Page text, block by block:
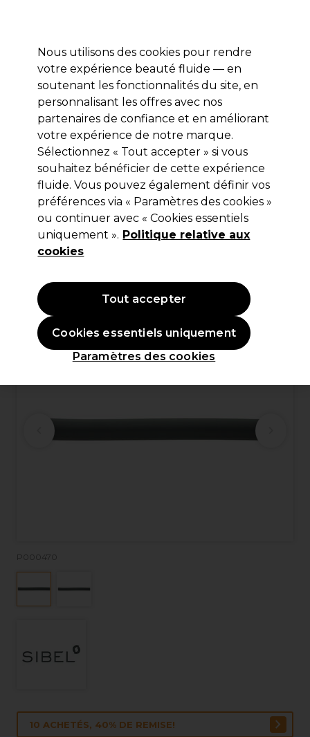
Se connecter
Marques Bons plans Coiffure Electro et Matériel
Livraison et délais
lire la suite
Sibel
Sibel Lot de 5 Bigoudis Superflex
Longs 25 mm Vert
(0)
9,65 €Hors TVA
P000470
10 ACHETÉS, 40% DE REMISE!
Nous utilisons des cookies pour rendre
votre expérience beauté fluide — en
soutenant les fonctionnalités du site, en
personnalisant les offres avec nos
partenaires de confiance et en améliorant
votre expérience de notre marque.
Sélectionnez « Tout accepter » si vous
souhaitez bénéficier de cette expérience
fluide. Vous pouvez également définir vos
préférences via « Paramètres des cookies »
ou continuer avec « Cookies essentiels
uniquement ». Politique relative aux
cookies
Paramètres des cookies
Cookies essentiels uniquement
Tout accepter